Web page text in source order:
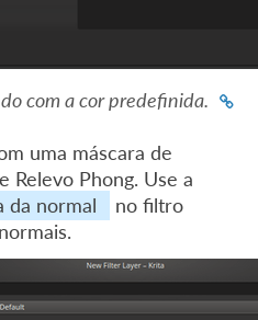
com a cor predefinida.
uma máscara de
Relevo Phong. Use a
da normal
no filtro